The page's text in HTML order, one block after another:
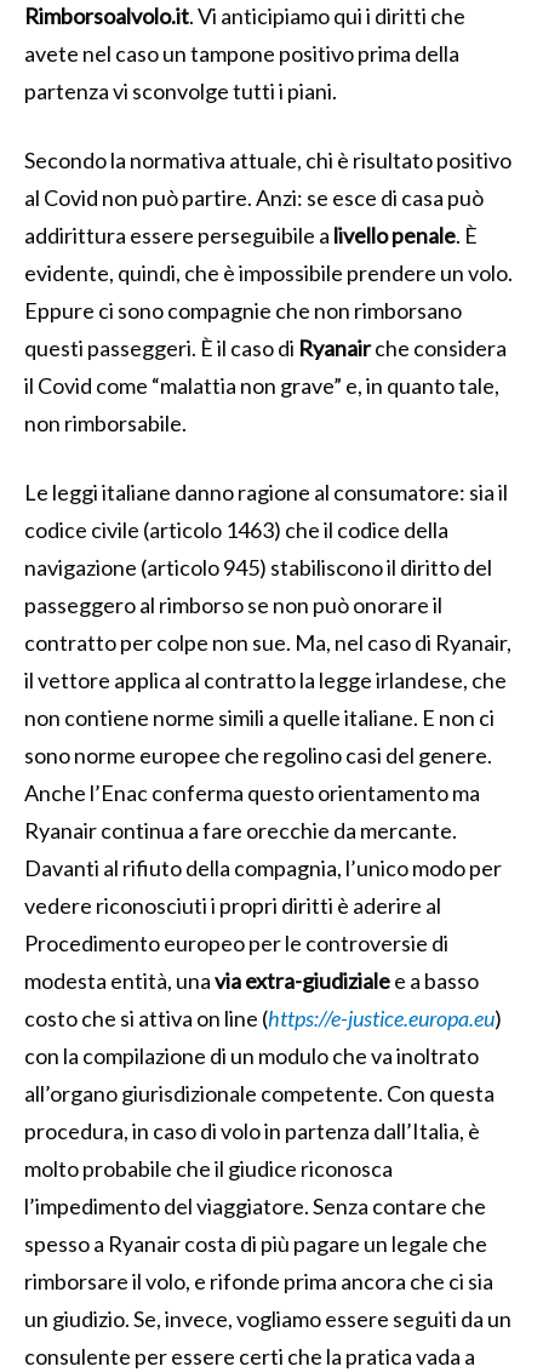
Rimborsoalvolo.it. Vi anticipiamo qui i diritti che
avete nel caso un tampone positivo prima della
partenza vi sconvolge tutti i piani.
Secondo la normativa attuale, chi è risultato positivo
al Covid non può partire. Anzi: se esce di casa può
addirittura essere perseguibile a livello penale. È
evidente, quindi, che è impossibile prendere un volo.
Eppure ci sono compagnie che non rimborsano
questi passeggeri. È il caso di Ryanairche considera
il Covid come “malattia non grave” e, in quanto tale,
non rimborsabile.
Le leggi italiane danno ragione al consumatore: sia il
codice civile (articolo 1463) che il codice della
navigazione (articolo 945) stabiliscono il diritto del
passeggero al rimborso se non può onorare il
contratto per colpe non sue. Ma, nel caso di Ryanair,
il vettore applica al contratto la legge irlandese, che
non contiene norme simili a quelle italiane. E non ci
sono norme europee che regolino casi del genere.
Anche l’Enac conferma questo orientamento ma
Ryanair continua a fare orecchie da mercante.
Davanti al rifiuto della compagnia, l’unico modo per
vedere riconosciuti i propri diritti è aderire al
Procedimento europeo per le controversie di
modesta entità, unavia extra-giudizialee a basso
costo che si attiva on line (https://e-justice.europa.eu)
con la compilazione di un modulo che va inoltrato
all’organo giurisdizionale competente. Con questa
procedura, in caso di volo in partenza dall’Italia, è
molto probabile che il giudice riconosca
l’impedimento del viaggiatore. Senza contare che
spesso a Ryanair costa di più pagare un legale che
rimborsare il volo, e rifonde prima ancora che ci sia
un giudizio. Se, invece, vogliamo essere seguiti da un
consulente per essere certi che la pratica vada a